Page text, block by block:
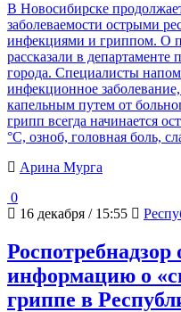
В Новосибирске
заболеваемости острыми
инфекциями и гриппом. О
рассказали в
города. Специалисты
инфекционное
капельным путем от
грипп всегда начинается
°С, озноб, головная боль,
Арина Мурга
0
16 декабря / 15:55
Роспотребнадзор
информацию о
гриппе в